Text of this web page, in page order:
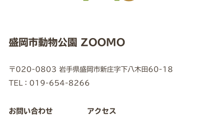
盛岡市動物公園 ZOOMO
〒020-0803 岩手県盛岡市新庄字下八木田60-18
TEL：019-654-8266
お問い合わせ アクセス